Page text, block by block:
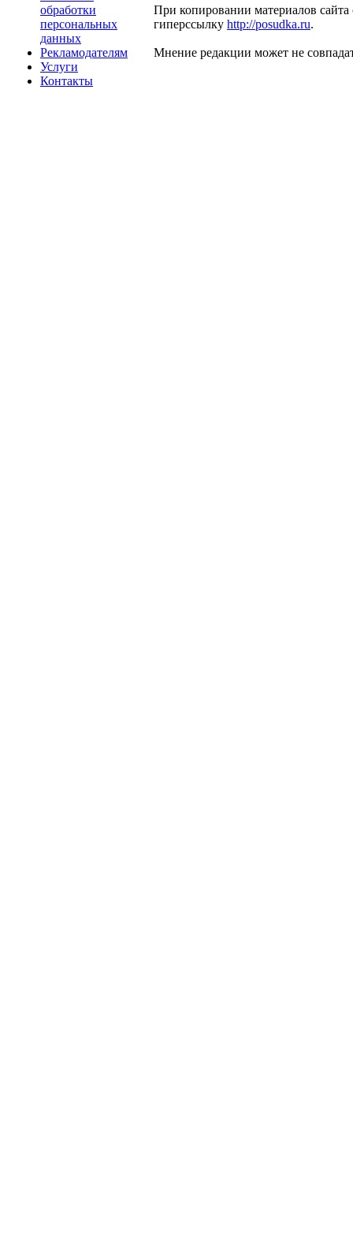
обработки
персональных
данных
Рекламодателям
Услуги
Контакты
При копировании материалов сайта
гиперссылку http://posudka.ru.
Мнение редакции может не